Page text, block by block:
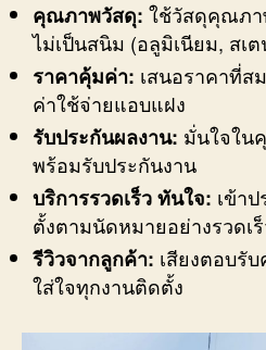
คุณภาพวัสดุ: ใช้วัสดุคุณภา
ไม่เป็นสนิม (อลูมิเนียม, สเ
ราคาคุ้มค่า: เสนอราคาที่ส
ค่าใช้จ่ายแอบแฝง
รับประกันผลงาน: มั่นใจใน
พร้อมรับประกันงาน
บริการรวดเร็ว ทันใจ: เข้า
ตั้งตามนัดหมายอย่างรวดเ
รีวิวจากลูกค้า: เสียงตอบรั
ใส่ใจทุกงานติดตั้ง